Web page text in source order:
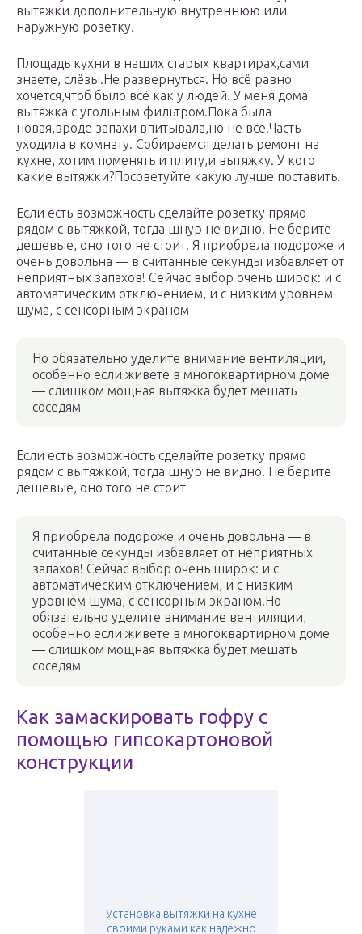
вытяжки дополнительную внутреннюю или
наружную розетку.
Площадь кухни в наших старых квартирах,сами
знаете, слёзы.Не развернуться. Но всё равно
хочется,чтоб было всё как у людей. У меня дома
вытяжка с угольным фильтром.Пока была
новая,вроде запахи впитывала,но не все.Часть
уходила в комнату. Собираемся делать ремонт на
кухне, хотим поменять и плиту,и вытяжку. У кого
какие вытяжки?Посоветуйте какую лучше поставить.
Если есть возможность сделайте розетку прямо
рядом с вытяжкой, тогда шнур не видно. Не берите
дешевые, оно того не стоит. Я приобрела подороже и
очень довольна — в считанные секунды избавляет от
неприятных запахов! Сейчас выбор очень широк: и с
автоматическим отключением, и с низким уровнем
шума, с сенсорным экраном
Но обязательно уделите внимание вентиляции,
особенно если живете в многоквартирном доме
— слишком мощная вытяжка будет мешать
соседям
Если есть возможность сделайте розетку прямо
рядом с вытяжкой, тогда шнур не видно. Не берите
дешевые, оно того не стоит
Я приобрела подороже и очень довольна — в
считанные секунды избавляет от неприятных
запахов! Сейчас выбор очень широк: и с
автоматическим отключением, и с низким
уровнем шума, с сенсорным экраном.Но
обязательно уделите внимание вентиляции,
особенно если живете в многоквартирном доме
— слишком мощная вытяжка будет мешать
соседям
Как замаскировать гофру с
помощью гипсокартоновой
конструкции
Установка вытяжки на кухне
своими руками как надежно